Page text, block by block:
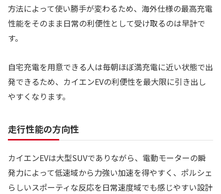
方法によって使い勝手が変わるため、海外仕様の最高充電
性能をそのまま日常の利便性として受け取るのは早計で
す。
自宅充電を用意できる人は毎朝ほぼ満充電に近い状態で出
発できるため、カイエンEVの利便性を最大限に引き出し
やすくなります。
走行性能の方向性
カイエンEVは大型SUVでありながら、電動モーターの瞬
発力によって低速域から力強い加速を得やすく、ポルシェ
らしいスポーティな反応を日常速度域でも感じやすい設計